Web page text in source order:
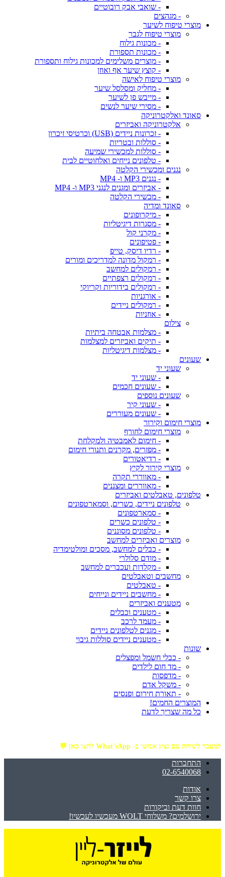
- שואבי אבק רובוטיים
- מגהצים
מוצרי טיפוח לשיער
מוצרי טיפוח לגבר
- מכונות גילוח
- מכונות תספורת
- מוצרים משלימים למכונות גילוח ותספורת
- קוצץ שיער אף ואוזן
מוצרי טיפוח לאישה
- מחליק ומסלסל שיער
- מייבש פן לשיער
- מסירי שיער לנשים
סאונד ואלקטרוניקה
אלקטרוניקה ואביזרים
- זכרונות ניידים (USB) וכרטיסי זיכרון
- סוללות ובטריות
- סוללות למכשירי שמיעה
- טלפונים נייחים ואלחוטיים לבית
נגנים ומכשירי הקלטה
- נגנים MP3 ו- MP4
- אביזרים ומגנים לנגני MP3 ו- MP4
- מכשירי הקלטה
סאונד ומדיה
- מיקרופונים
- מסגרות דיגיטליות
- מקרני קול
- פטיפונים
- רדיו דיסק, טייפ
- רמקול מדונה למדריכים ומורים
- רמקולים למחשב
- רמקולים רצפתיים
- רמקולים בידוריות וקריוקי
- אורגניות
- רמקולים ניידים
- אוזניות
צילום
- מצלמות אבטחה ביתיות
- תיקים ואביזרים למצלמות
- מצלמות דיגיטליות
שעונים
שעוני יד
- שעוני יד
- שעונים חכמים
שעונים נוספים
- שעוני קיר
- שעונים מעוררים
מוצרי חימום וקירור
מוצרי חימום לחורף
- חימום לאמבטיה ולמקלחת
- מפזרים, מקרנים ותנורי חימום
- רדיאטורים
מוצרי קירור לקיץ
- מאווררי תקרה
- מאווררים ומצננים
טלפונים, טאבלטים ואביזרים
טלפונים ניידים, כשרים, וסמארטפונים
- סמארטפונים
- טלפונים כשרים
- טלפונים מסוננים
מוצרים ואביזרים למחשב
- כבלים למחשב, מסכים ומולטימדיה
- מודם סלולרי
- מקלדות ועכברים למחשב
מחשבים וטאבלטים
- טאבלטים
- מחשבים ניידים ונייחים
מטענים ואביזרים
- מטענים וכבלים
- מעמד לרכב
- מגנים לטלפונים ניידים
- מטענים ניידים סוללות גיבוי
שונות
- כבלי חשמל ומפצלים
- מד חום לילדים
- מדפסות
- משקל אדם
- תאורת חירום ופנסים
המוצרים החמים!
כל מה שצריך לדעת
למעבר לשיחה עם נציג אנושי ב- What'sApp לחצו כאן 💬
התחברות
02-6540068
אודות
צרו קשר
חוות דעת וביקורות
ירושלמים? משלוחי WOLT מעכשיו לעכשיו!